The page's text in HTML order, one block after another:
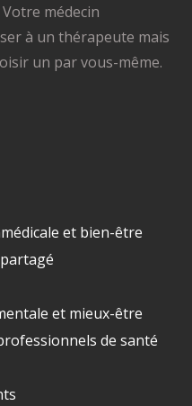
médecin
à un thérapeute mais
un par vous-même.
et bien-être
et mieux-être
de santé